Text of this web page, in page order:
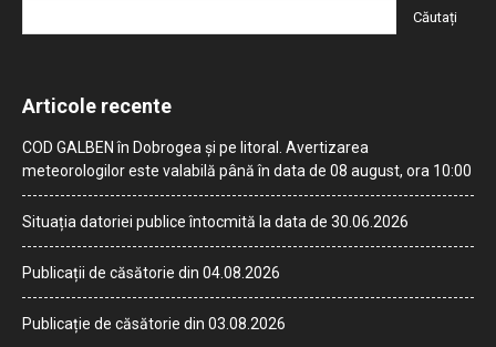
Articole recente
COD GALBEN în Dobrogea și pe litoral. Avertizarea
meteorologilor este valabilă până în data de 08 august, ora 10:00
Situația datoriei publice întocmită la data de 30.06.2026
Publicații de căsătorie din 04.08.2026
Publicație de căsătorie din 03.08.2026